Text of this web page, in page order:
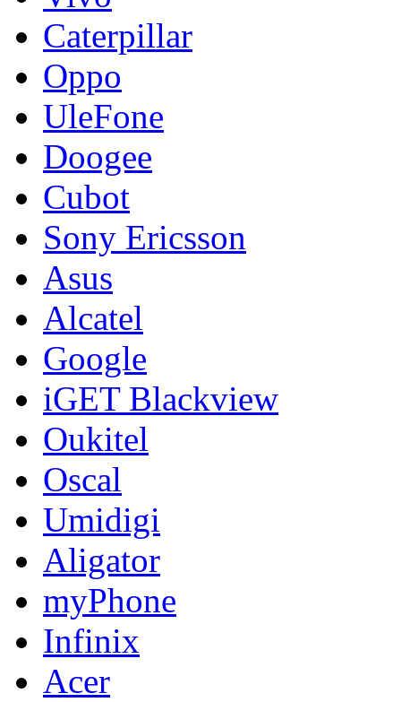
Caterpillar
Oppo
UleFone
Doogee
Cubot
Sony Ericsson
Asus
Alcatel
Google
iGET Blackview
Oukitel
Oscal
Umidigi
Aligator
myPhone
Infinix
Acer